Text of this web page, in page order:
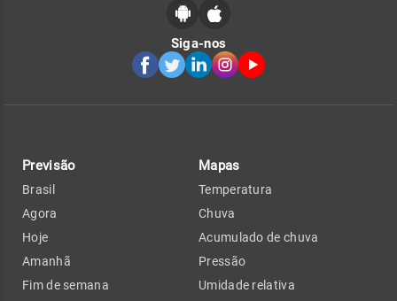
Siga-nos
Previsão
Brasil
Agora
Hoje
Amanhã
Fim de semana
Mapas
Temperatura
Chuva
Acumulado de chuva
Pressão
Umidade relativa